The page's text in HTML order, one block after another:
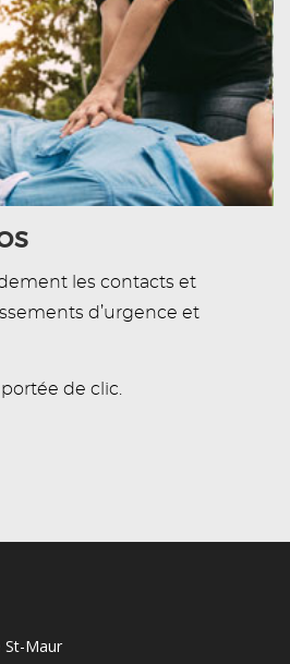
les contacts et
d’urgence et
de clic.
St-Maur